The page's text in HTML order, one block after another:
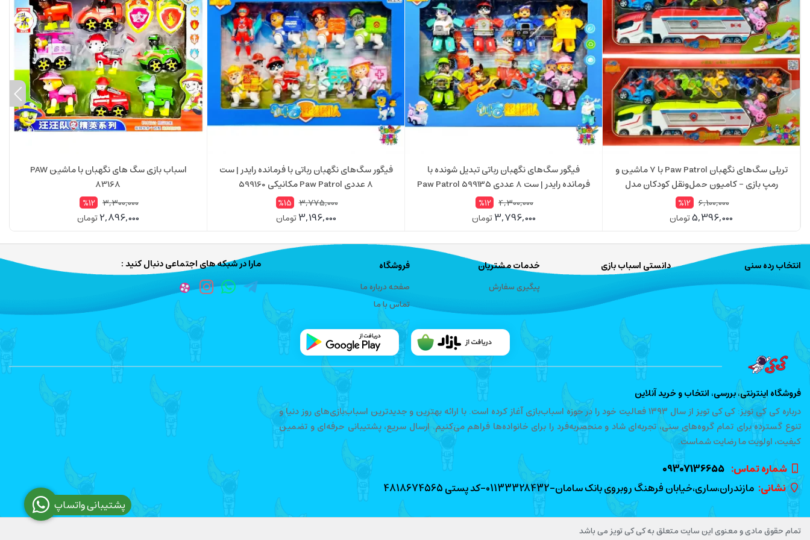
تریلی سگ‌های نگهبان Paw Patrol با 7 ماشین و
رمپ بازی – کامیون حمل‌ونقل کودکان مدل
5991506,100,000
%12
5,396,000تومان
فیگور سگ‌های نگهبان رباتی تبدیل شونده با
فرمانده رایدر | ست 8 عددی Paw Patrol 599135
4,300,000
%12
3,796,000تومان
فیگور سگ‌های نگهبان رباتی با فرمانده رایدر | ست
8 عددی Paw Patrol مکانیکی 599160
3,775,000
%15
3,196,000تومان
اسباب بازی سگ های نگهبان با ماشین PAW
83168
3,300,000
%12
2,896,000تومان
انتخاب رده سنی دانستی اسباب بازی خدمات مشتریان
پیگیری سفارش
فروشگاه
صفحه درباره ما
تماس با ما
مارا در شبکه های اجتماعی دنبال کنید :
فروشگاه اینترنتی، بررسی، انتخاب و خرید آنلاین
درباره کی کی تویز: کی کی تویز از سال ۱۳۹۳ فعالیت خود را در حوزه اسباب‌بازی آغاز کرده است. با ارائه بهترین و جدیدترین اسباب‌بازی‌های روز دنیا و
تنوع گسترده برای تمام گروه‌های سنی، تجربه‌ای شاد و منحصربه‌فرد را برای خانواده‌ها فراهم می‌کنیم. ارسال سریع، پشتیبانی حرفه‌ای و تضمین
کیفیت، اولویت ما رضایت شماست.
شماره تماس‌: 09307136655
نشانی: مازندران،ساری،خیابان فرهنگ روبروی بانک سامان-01133328432-کد پستی 4818674565
تمام حقوق مادی و معنوی این سایت متعلق به کی کی تویز می باشد
پشتیبانی واتساپ